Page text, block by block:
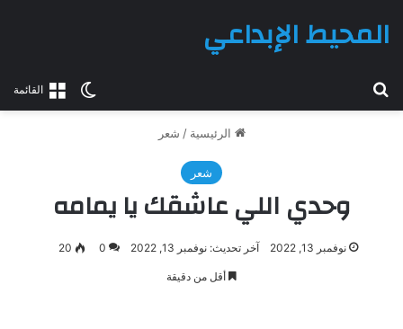
القائمةالوضع
المحيط الإبداعي
الرئيسية / شعر
شعر
وحدي اللي عاشقك يا يمامه
نوفمبر 13, 2022 آخر تحديث: نوفمبر 13, 2022 0
20
أقل من دقيقة